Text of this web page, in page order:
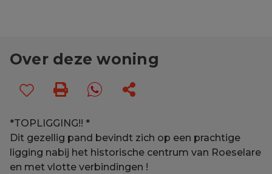
Over deze woning
*TOPLIGGING!! *
Dit gezellig pand bevindt zich op een prachtige
ligging nabij het historische centrum van Roeselare
en met vlotte verbindingen !